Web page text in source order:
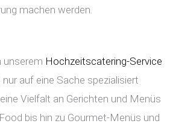
machen werden.
unserem Hochzeitscatering-Service
auf eine Sache spezialisiert
Vielfalt an Gerichten und Menüs
bis hin zu Gourmet-Menüs und